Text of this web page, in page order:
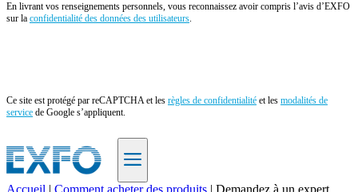
En livrant vos renseignements personnels, vous reconnaissez avoir compris l’avis d’EXFO
sur la confidentialité des données des utilisateurs.
Ce site est protégé par reCAPTCHA et les règles de confidentialité et les modalités de
service de Google s’appliquent.